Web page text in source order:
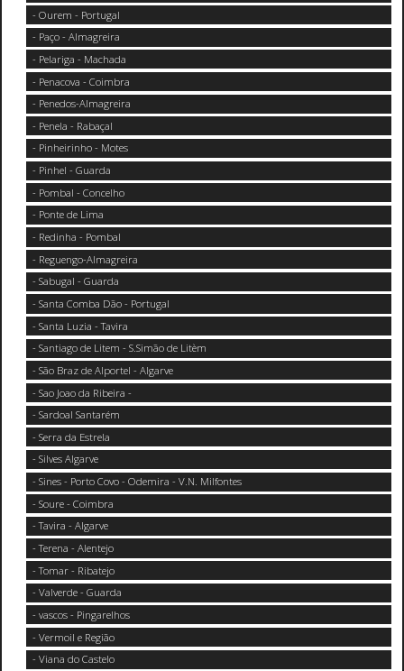
- Ourem - Portugal
- Paço - Almagreira
- Pelariga - Machada
- Penacova - Coimbra
- Penedos-Almagreira
- Penela - Rabaçal
- Pinheirinho - Motes
- Pinhel - Guarda
- Pombal - Concelho
- Ponte de Lima
- Redinha - Pombal
- Reguengo-Almagreira
- Sabugal - Guarda
- Santa Comba Dão - Portugal
- Santa Luzia - Tavira
- Santiago de Litem - S.Simão de Litèm
- São Braz de Alportel - Algarve
- Sao Joao da Ribeira -
- Sardoal Santarém
- Serra da Estrela
- Silves Algarve
- Sines - Porto Covo - Odemira - V.N. Milfontes
- Soure - Coimbra
- Tavira - Algarve
- Terena - Alentejo
- Tomar - Ribatejo
- Valverde - Guarda
- vascos - Pingarelhos
- Vermoil e Região
- Viana do Castelo